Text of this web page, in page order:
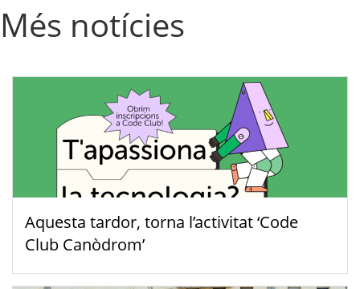
Més notícies
Aquesta tardor, torna l’activitat ‘Code
Club Canòdrom’